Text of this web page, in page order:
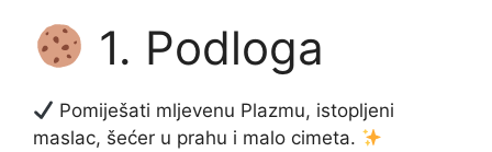
1. Podloga
Pomiješati mljevenu Plazmu, istopljeni
maslac, šećer u prahu i malo cimeta.